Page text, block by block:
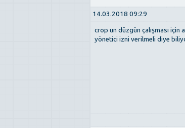
14.03.2018 09:29
crop un düzgün çalışması
yönetici izni verilmeli diye